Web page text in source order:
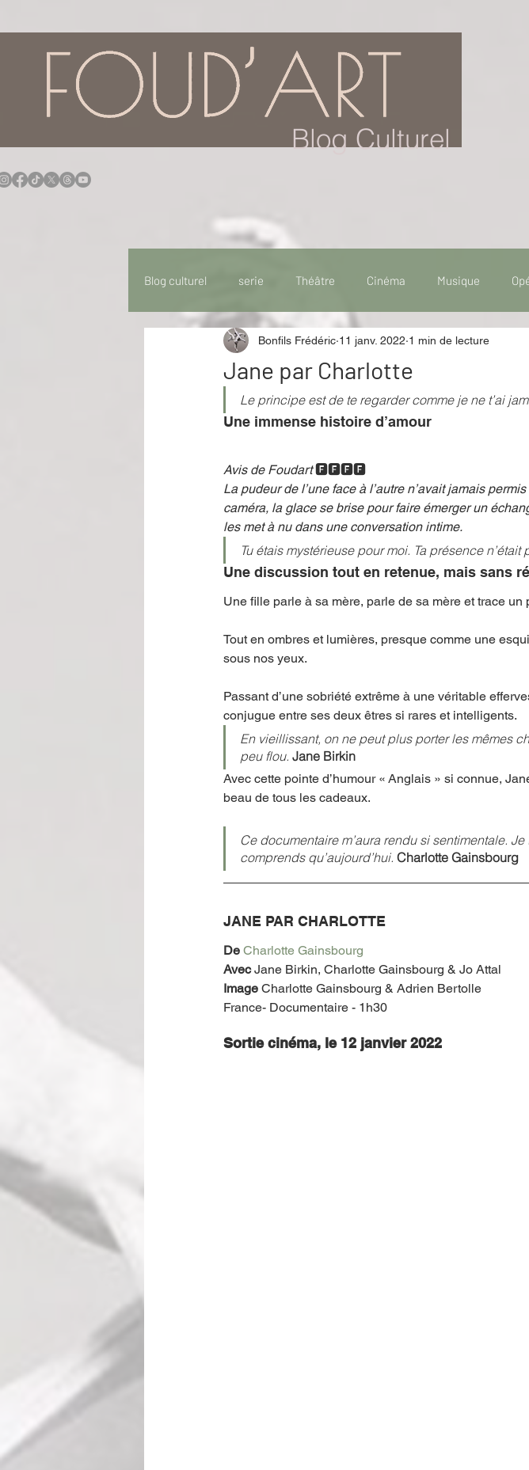
Blog Culturel
Blog culturel serie Théâtre Cinéma Musique
Idées Sorties Idée de voyage Fooding -
Performance Rire Récompense Festival Coup
Événement Validé par Romane. Spécial Famille
Offre spéciale Annuaire Théâtre - Musée Hommage
Jane par Charlotte
Bonfils Frédéric 11 janv. 2022 1 min de lecture
Le principe est de te regarder comme je ne t’ai
Une immense histoire d’amour
Avis de Foudart 🅵🅵🅵🅵
La pudeur de l’une face à l’autre n’avait jamais
camé­ra, la glace se brise pour faire émer­ger un
les met à nu dans une conver­sa­tion intime.
Tu étais mystérieuse pour moi. Ta présence n’était
Une discussion tout en retenue, mais sans
Une fille parle à sa mère, parle de sa mère et trace
Tout en ombres et lumières, presque comme une
sous nos yeux.
Passant d’une sobriété extrême à une véritable
conjugue entre ses deux êtres si rares et intelligents.
En vieillissant, on ne peut plus porter les mêmes
peu flou. Jane Birkin
Avec cette pointe d’humour « Anglais » si connue,
beau de tous les cadeaux.
Ce documentaire m’aura rendu si sentimentale.
comprends qu’aujourd’hui. Charlotte Gainsbourg
JANE PAR CHARLOTTE
De Charlotte Gainsbourg
Avec Jane Birkin, Charlotte Gainsbourg & Jo Attal
Image Char­lotte Gains­bourg & Adrien Bertolle
France- Documentaire - 1h30
Sortie cinéma, le 12 janvier 2022